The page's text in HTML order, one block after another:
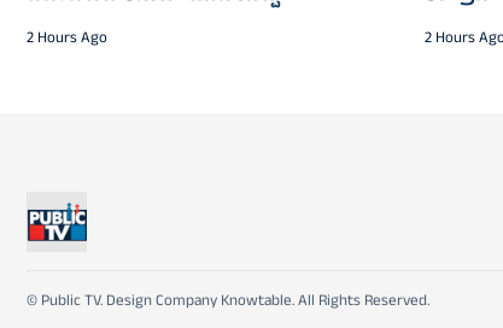
2 Hours Ago 2 Hours
© Public TV. Design Company Knowtable. All Rights Reserved.